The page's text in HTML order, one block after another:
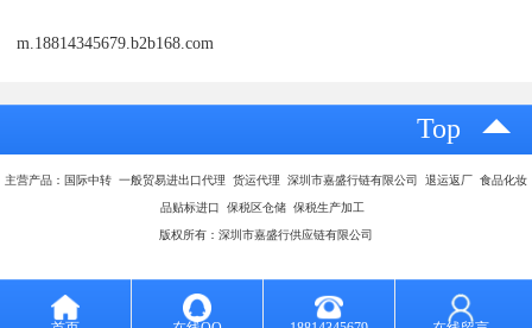
m.18814345679.b2b168.com
Top
主营产品：国际中转 一般贸易进出口代理 货运代理 深圳市嘉盛行链有限公司 退运返厂 食品化妆
品贴标进口 保税区仓储 保税生产加工
版权所有：深圳市嘉盛行供应链有限公司